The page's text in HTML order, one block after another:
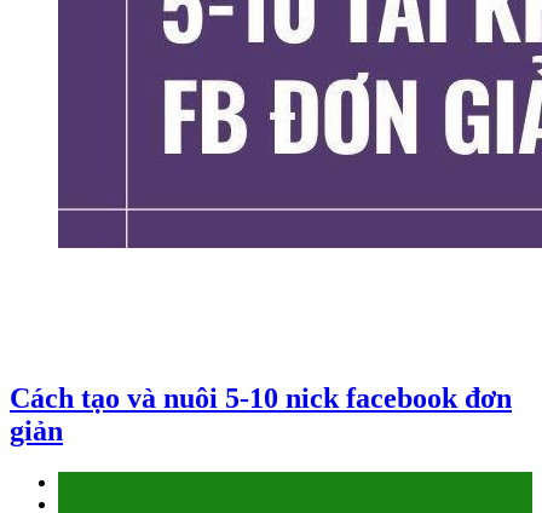
Cách tạo và nuôi 5-10 nick facebook đơn
giản